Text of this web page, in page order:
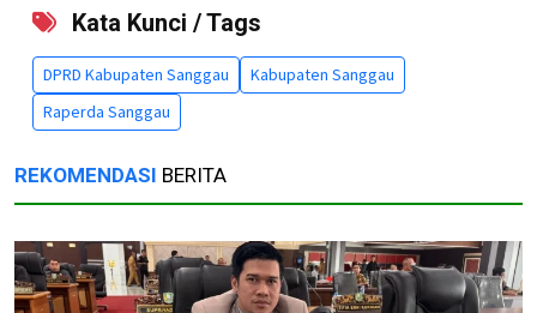
Kata Kunci / Tags
DPRD Kabupaten Sanggau
Kabupaten Sanggau
Raperda Sanggau
REKOMENDASI BERITA